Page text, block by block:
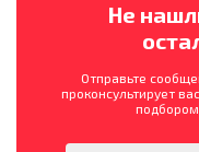
Не
Отправьте
проконсультирует